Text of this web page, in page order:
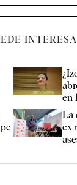
en
La
ex